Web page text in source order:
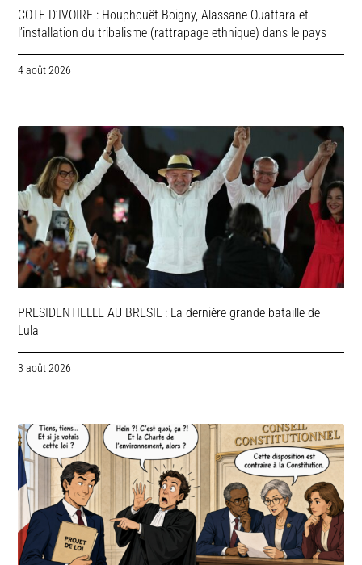
COTE D’IVOIRE : Houphouët-Boigny, Alassane Ouattara et
l’installation du tribalisme (rattrapage ethnique) dans le pays
4 août 2026
PRESIDENTIELLE AU BRESIL : La dernière grande bataille de
Lula
3 août 2026